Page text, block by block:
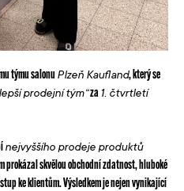
týmu salonu Plzeň Kaufland, který se
prodejní tým“za 1. čtvrtletí
nejvyššího prodeje produktů
prokázal skvělou obchodní zdatnost, hluboké
ke klientům. Výsledkem je nejen vynikající